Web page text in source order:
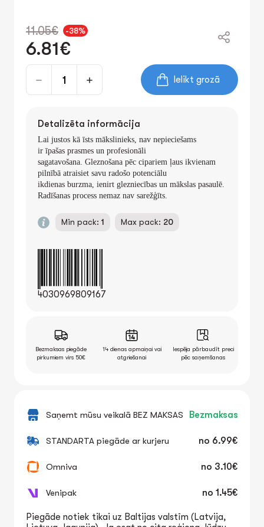
11.05€ -38%
6.81€
Ielikt grozā
Detalizēta informācija
Lai justos kā īsts mākslinieks, nav nepieciešams
ir īpašas prasmes un profesionāli
sagatavošana. Gleznošana pēc cipariem ļaus ikvienam
pilnībā atraisiet savu radošo potenciālu
ikdienas burzma, ienirt glezniecības un mākslas pasaulē.
Radīšanas process nemaz nav sarežģīts.
Min pack: 1 Max pack: 20
4030969809167
Bezmaksas piegāde
pirkumiem virs 50€
14 dienas apmaiņai vai
atgriešanai
Iespēja pārbaudīt preci
pēc saņemšanas
Saņemt mūsu veikalā BEZ MAKSAS Bezmaksas
STANDARTA piegāde ar kurjeru no 6.99€
Omniva no 3.10€
Venipak no 1.45€
Piegāde notiek tikai uz Baltijas valstīm (Latvija,